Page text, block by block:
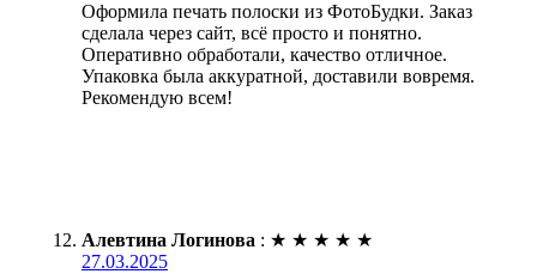
Оформила печать полоски из ФотоБудки. Заказ
сделала через сайт, всё просто и понятно.
Оперативно обработали, качество отличное.
Упаковка была аккуратной, доставили вовремя.
Рекомендую всем!
Алевтина Логинова : ★ ★ ★ ★ ★
27.03.2025